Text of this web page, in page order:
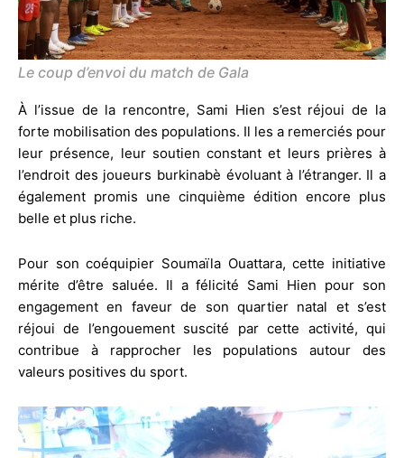
Le coup d’envoi du match de Gala
À l’issue de la rencontre, Sami Hien s’est réjoui de la
forte mobilisation des populations. Il les a remerciés pour
leur présence, leur soutien constant et leurs prières à
l’endroit des joueurs burkinabè évoluant à l’étranger. Il a
également promis une cinquième édition encore plus
belle et plus riche.
Pour son coéquipier Soumaïla Ouattara, cette initiative
mérite d’être saluée. Il a félicité Sami Hien pour son
engagement en faveur de son quartier natal et s’est
réjoui de l’engouement suscité par cette activité, qui
contribue à rapprocher les populations autour des
valeurs positives du sport.